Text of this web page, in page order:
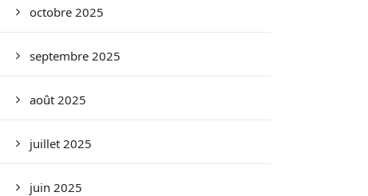
octobre 2025
septembre 2025
août 2025
juillet 2025
juin 2025